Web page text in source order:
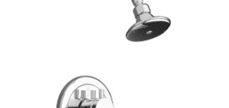
Solo tenes que decirme: Hola